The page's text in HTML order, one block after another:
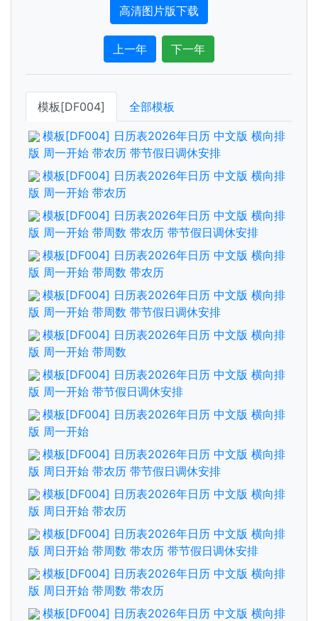
高清图片版下载
上一年 下一年
模板[DF004] 全部模板
模板[DF004] 日历表2026年日历 中文版 横向排
版 周一开始 带农历 带节假日调休安排
模板[DF004] 日历表2026年日历 中文版 横向排
版 周一开始 带农历
模板[DF004] 日历表2026年日历 中文版 横向排
版 周一开始 带周数 带农历 带节假日调休安排
模板[DF004] 日历表2026年日历 中文版 横向排
版 周一开始 带周数 带农历
模板[DF004] 日历表2026年日历 中文版 横向排
版 周一开始 带周数 带节假日调休安排
模板[DF004] 日历表2026年日历 中文版 横向排
版 周一开始 带周数
模板[DF004] 日历表2026年日历 中文版 横向排
版 周一开始 带节假日调休安排
模板[DF004] 日历表2026年日历 中文版 横向排
版 周一开始
模板[DF004] 日历表2026年日历 中文版 横向排
版 周日开始 带农历 带节假日调休安排
模板[DF004] 日历表2026年日历 中文版 横向排
版 周日开始 带农历
模板[DF004] 日历表2026年日历 中文版 横向排
版 周日开始 带周数 带农历 带节假日调休安排
模板[DF004] 日历表2026年日历 中文版 横向排
版 周日开始 带周数 带农历
模板[DF004] 日历表2026年日历 中文版 横向排